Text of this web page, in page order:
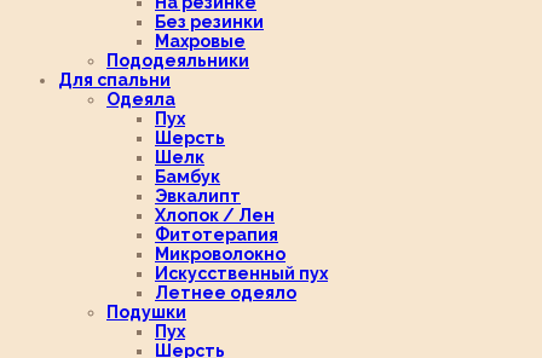
Без резинки
Махровые
Пододеяльники
Для спальни
Одеяла
Пух
Шерсть
Шелк
Бамбук
Эвкалипт
Хлопок / Лен
Фитотерапия
Микроволокно
Искусственный пух
Летнее одеяло
Подушки
Пух
Шерсть